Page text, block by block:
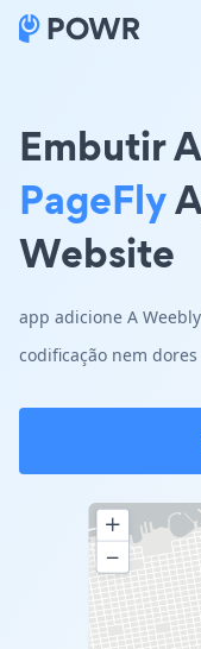
Embutir
PageFly
Website
app adicione A
codificação nem